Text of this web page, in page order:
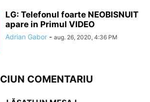
LG: Telefonul foarte NEOBISNUIT
apare in Primul VIDEO
Adrian Gabor - aug. 26, 2020, 4:36 PM
COMENTARIU